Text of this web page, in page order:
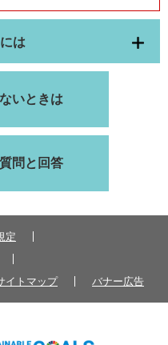
は
いときは
問と回答
定
イトマップ バナー広告